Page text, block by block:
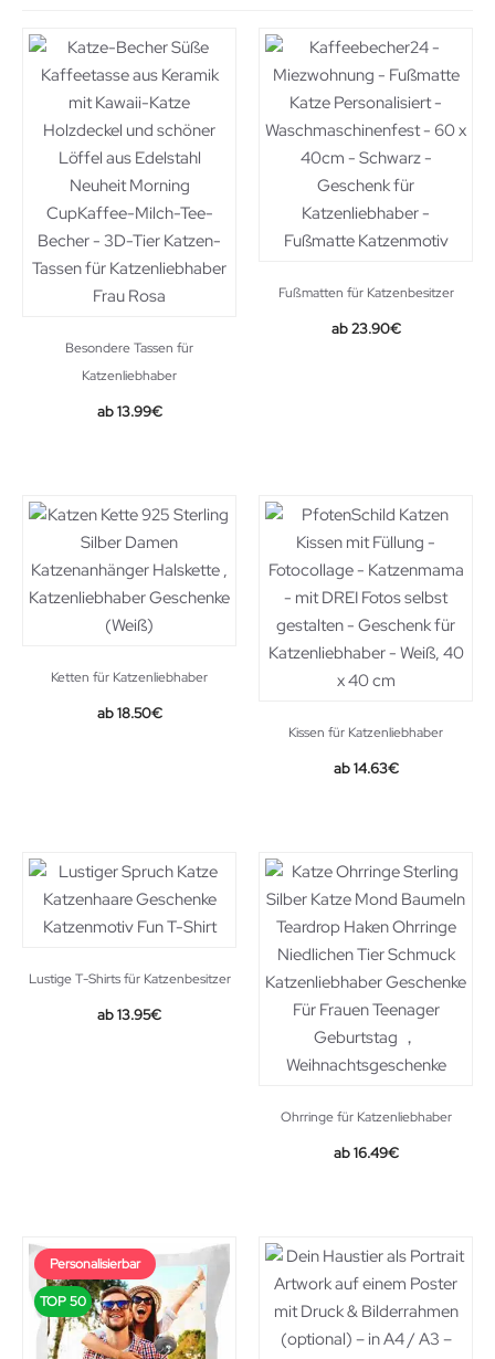
Besondere Tassen für
Katzenliebhaber
13.99€
Fußmatten für Katzenbesitzer
23.90€
Ketten für Katzenliebhaber
18.50€
Kissen für Katzenliebhaber
14.63€
Lustige T-Shirts für Katzenbesitzer
13.95€
Ohrringe für Katzenliebhaber
16.49€
Personalisierbar
TOP 50